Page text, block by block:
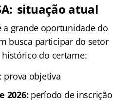
situação atual
grande oportunidade do
busca participar do setor
do certame:
prova objetiva
2026: período de inscrição